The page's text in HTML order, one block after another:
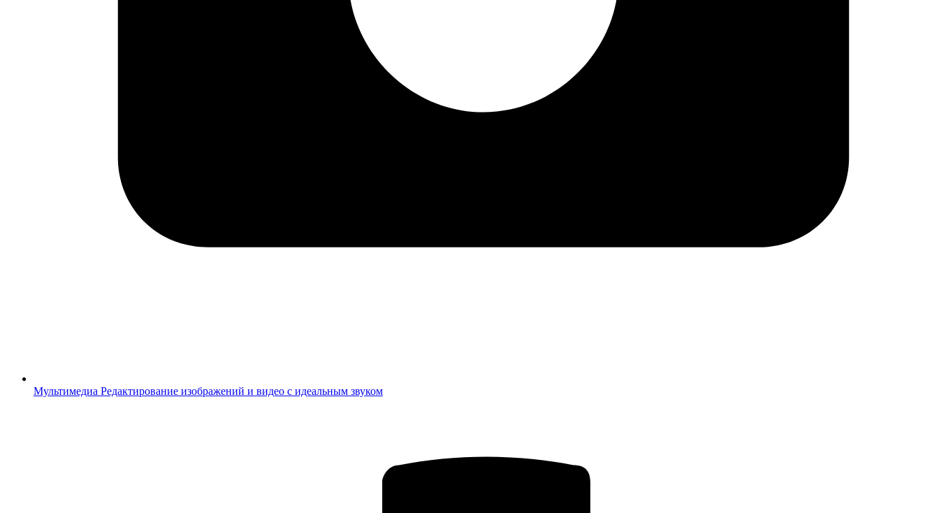
Мультимедиа Редактирование изображений и видео с идеальным звуком